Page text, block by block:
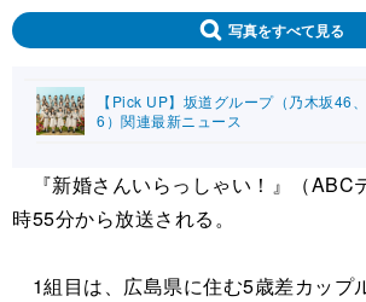
写真をすべて見る
【Pick UP】坂道グループ（乃木坂46
6）関連最新ニュース
『新婚さんいらっしゃい！』（ABC
時55分から放送される。
1組目は、広島県に住む5歳差カップ